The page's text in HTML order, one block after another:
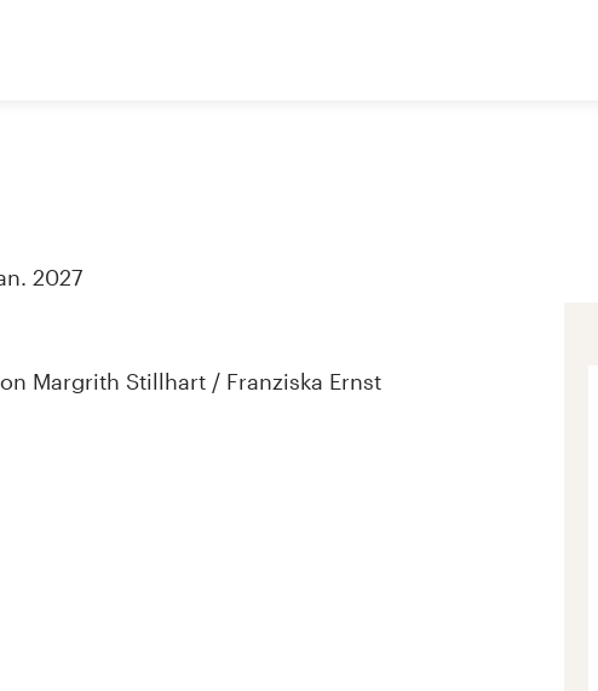
2027
Margrith Stillhart / Franziska Ernst